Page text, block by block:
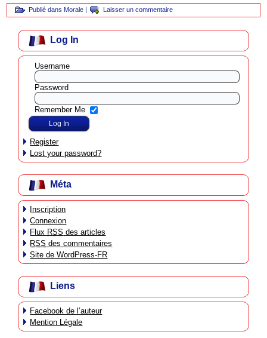
Publié dans Morale | Laisser un commentaire
Log In
Username
Password
Remember Me
Register
Lost your password?
Méta
Inscription
Connexion
Flux RSS des articles
RSS des commentaires
Site de WordPress-FR
Liens
Facebook de l’auteur
Mention Légale